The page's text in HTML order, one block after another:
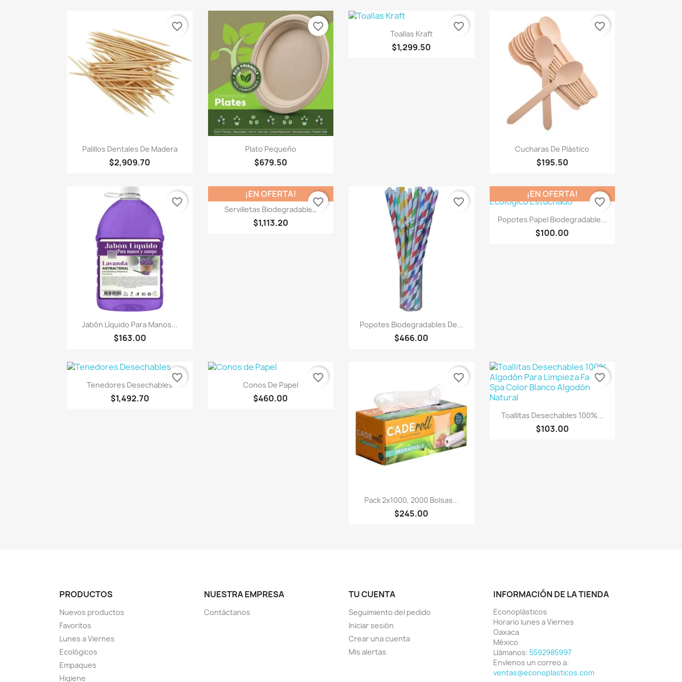
Vista rápida
Palillos Dentales De Madera
$2,909.70
favorite_border
Vista rápida
Plato Pequeño
$679.50
favorite_border Vista rápida
Toallas Kraft
$1,299.50
favorite_border
Vista rápida
Cucharas De Plástico
$195.50
favorite_border
Vista rápida
Jabón Líquido Para Manos...
$163.00
favorite_border Vista rápida
Servilletas Biodegradables
$1,113.20
¡EN OFERTA!
favorite_border
Vista rápida
Popotes Biodegradables De...
$466.00
favorite_border
Vista rápida
Popotes Papel Biodegradable...
$100.00
¡EN OFERTA!
favorite_border
Vista rápida
Tenedores Desechables
$1,492.70
favorite_border Vista rápida
Conos De Papel
$460.00
favorite_border
Vista rápida
Pack 2x1000, 2000 Bolsas...
$245.00
favorite_border
Vista rápida
Toallitas Desechables 100%...
$103.00
favorite_border
PRODUCTOS
Nuevos productos
Favoritos
Lunes a Viernes
Ecológicos
Empaques
Higiene
NUESTRA EMPRESA
Contáctanos
TU CUENTA
Seguimiento del pedido
Iniciar sesión
Crear una cuenta
Mis alertas
INFORMACIÓN DE LA TIENDA
Econoplásticos
Horario lunes a Viernes
Oaxaca
México
Llámanos: 5592985997
Envíenos un correo a:
ventas@econoplasticos.com